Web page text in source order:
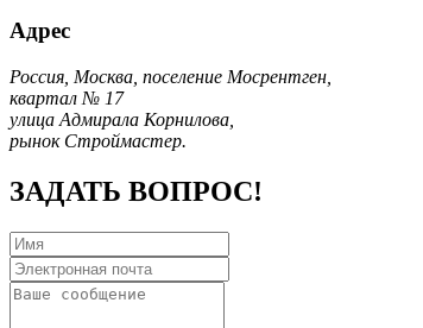
Адрес
Россия, Москва, поселение Мосрентген,
квартал № 17
улица Адмирала Корнилова,
рынок Строймастер.
ЗАДАТЬ ВОПРОС!